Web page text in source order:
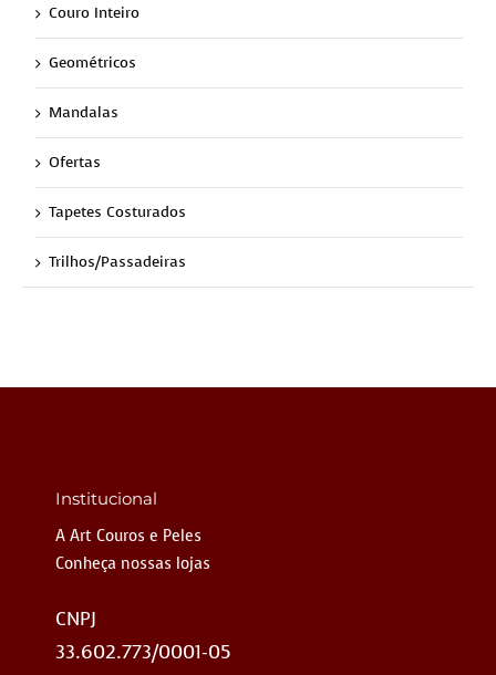
Couro Inteiro
Geométricos
Mandalas
Ofertas
Tapetes Costurados
Trilhos/Passadeiras
Institucional
A Art Couros e Peles
Conheça nossas lojas
CNPJ
33.602.773/0001-05